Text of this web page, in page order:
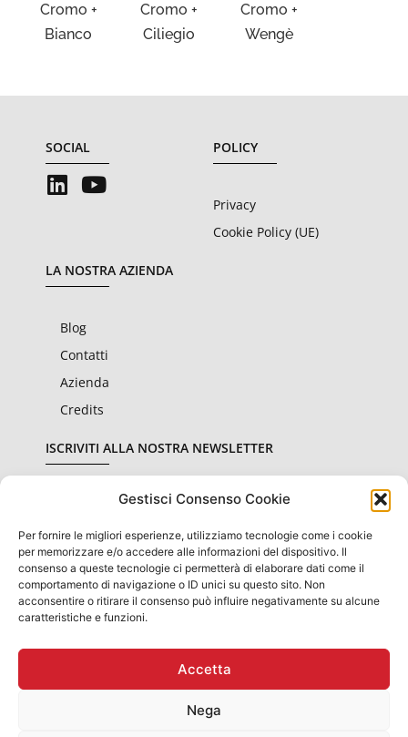
Gestisci Consenso Cookie
Per fornire le migliori esperienze, utilizziamo tecnologie come i cookie
per memorizzare e/o accedere alle informazioni del dispositivo. Il
consenso a queste tecnologie ci permetterà di elaborare dati come il
comportamento di navigazione o ID unici su questo sito. Non
acconsentire o ritirare il consenso può influire negativamente su alcune
caratteristiche e funzioni.
Accetta
Nega
Cromo +
Bianco
Cromo +
Ciliegio
Cromo +
Wengè
SOCIAL POLICY
Privacy
Cookie Policy (UE)
LA NOSTRA AZIENDA
Blog
Contatti
Azienda
Credits
ISCRIVITI ALLA NOSTRA NEWSLETTER
Dichiaro di aver letto e accettato le condizioni sullaprivacy
Invia
OBBLIGHI INFORMATIVI PER LE EROGAZIONI PUBBLICHE: GLI
AIUTI DI STATO E GLI AIUTI "DE MINIMIS" RICEVUTI
SONO CONTENUTI NEL REGISTRO NAZIONALE DEGLI AIUTI DI
CUI ALL'ART.52 DL. N. 234 DEL 2012